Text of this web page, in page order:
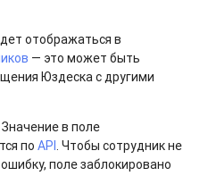
отображаться в
— это может быть
Юздеска с другими
Значение в поле
поAPI. Чтобы сотрудник не
поле заблокировано